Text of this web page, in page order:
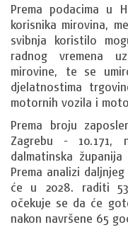
Prema podacima u
korisnika mirovina,
svibnja koristilo
radnog vremena
mirovine, te se
djelatnostima
motornih vozila i
Prema broju
Zagrebu - 10.171,
dalmatinska
Prema analizi
će u 2028. raditi
očekuje se da će
nakon navršene 65